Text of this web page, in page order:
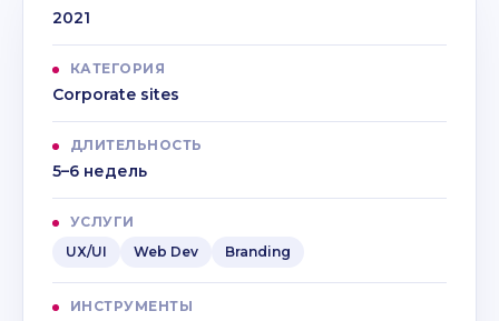
2021
КАТЕГОРИЯ
Corporate sites
ДЛИТЕЛЬНОСТЬ
5–6 недель
УСЛУГИ
UX/UI
Web Dev Branding
ИНСТРУМЕНТЫ